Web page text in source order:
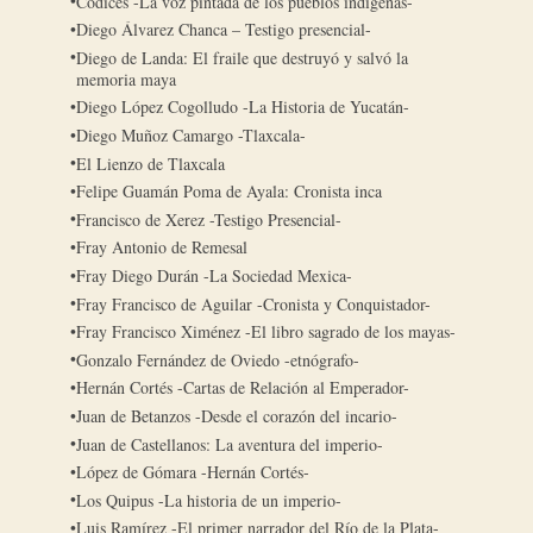
Diego Álvarez Chanca – Testigo presencial-
Diego de Landa: El fraile que destruyó y salvó la
memoria maya
Diego López Cogolludo -La Historia de Yucatán-
Diego Muñoz Camargo -Tlaxcala-
El Lienzo de Tlaxcala
Felipe Guamán Poma de Ayala: Cronista inca
Francisco de Xerez -Testigo Presencial-
Fray Antonio de Remesal
Fray Diego Durán -La Sociedad Mexica-
Fray Francisco de Aguilar -Cronista y Conquistador-
Fray Francisco Ximénez -El libro sagrado de los mayas-
Gonzalo Fernández de Oviedo -etnógrafo-
Hernán Cortés -Cartas de Relación al Emperador-
Juan de Betanzos -Desde el corazón del incario-
Juan de Castellanos: La aventura del imperio-
López de Gómara -Hernán Cortés-
Los Quipus -La historia de un imperio-
Luis Ramírez -El primer narrador del Río de la Plata-